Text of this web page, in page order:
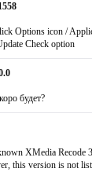
Options icon /
Check option
будет?
XMedia Recode
this version is not